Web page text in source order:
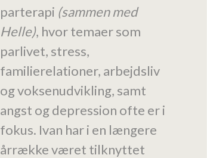
parterapi (sammen med
Helle), hvor temaer som
parlivet, stress,
familierelationer, arbejdsliv
og voksenudvikling, samt
angst og depression ofte er i
fokus. Ivan har i en længere
årrække været tilknyttet